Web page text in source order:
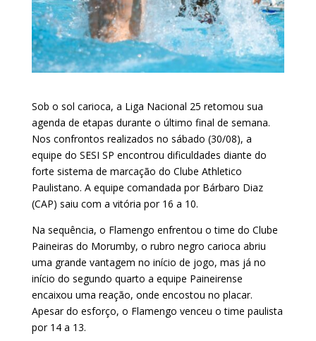
Sob o sol carioca, a Liga Nacional 25 retomou sua
agenda de etapas durante o último final de semana.
Nos confrontos realizados no sábado (30/08), a
equipe do SESI SP encontrou dificuldades diante do
forte sistema de marcação do Clube Athletico
Paulistano. A equipe comandada por Bárbaro Diaz
(CAP) saiu com a vitória por 16 a 10.
Na sequência, o Flamengo enfrentou o time do Clube
Paineiras do Morumby, o rubro negro carioca abriu
uma grande vantagem no início de jogo, mas já no
início do segundo quarto a equipe Paineirense
encaixou uma reação, onde encostou no placar.
Apesar do esforço, o Flamengo venceu o time paulista
por 14 a 13.